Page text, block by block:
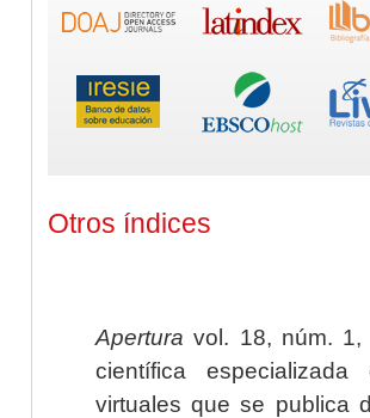
Otros índices
Apertura vol. 18, núm.
científica
virtuales que se publica